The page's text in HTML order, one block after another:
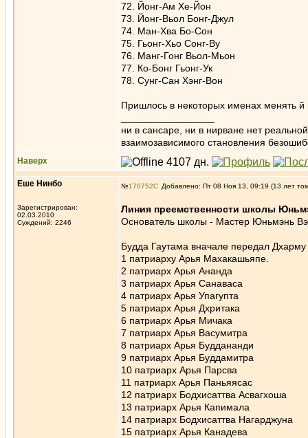
72. Йонг-Ам Хе-Йон
73. Йонг-Вьол Бонг-Джул
74. Ман-Хва Бо-Сон
75. Гьонг-Хьо Сонг-Ву
76. Манг-Гонг Вьол-Мьон
77. Ко-Бонг Гьонг-Ук
78. Сунг-Сан Хэнг-Вон
Пришлось в некоторых именах менять й
ни в сансаре, ни в нирване нет
взаимозависимого становления
Наверх
Еше Нинбо
Зарегистрирован:
02.03.2010
Суждений: 2246
№170752 Добавлено: Пт 08 Ноя 13, 09:19 (13 лет
Линия преемственности школы
Основатель школы - Мастер Юньмэнь
Будда Гаутама вначале передал Дхарму
1 патриарху Арья Махакашьяпе.
2 патриарх Арья Ананда
3 патриарх Арья Санаваса
4 патриарх Арья Упагупта
5 патриарх Арья Дхритака
6 патриарх Арья Мичака
7 патриарх Арья Васумитра
8 патриарх Арья Буддананди
9 патриарх Арья Буддамитра
10 патриарх Арья Парсва
11 патриарх Арья Паньяясас
12 патриарх Бодхисаттва Асвагхоша
13 патриарх Арья Капимала
14 патриарх Бодхисаттва Нагарджуна
15 патриарх Арья Канадева